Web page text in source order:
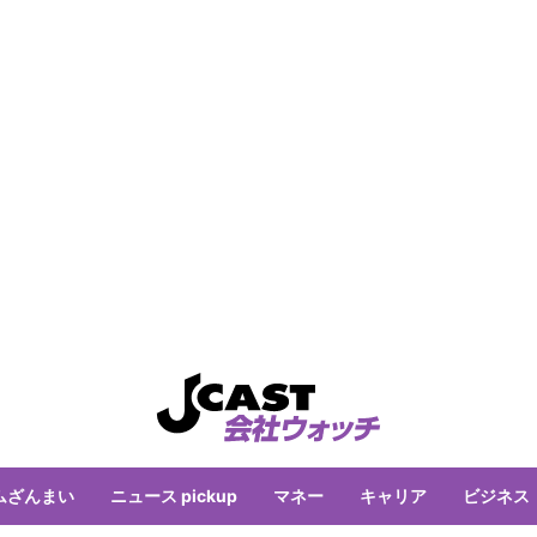
ざんまい ニュース pickup マネー キャリア ビジネス